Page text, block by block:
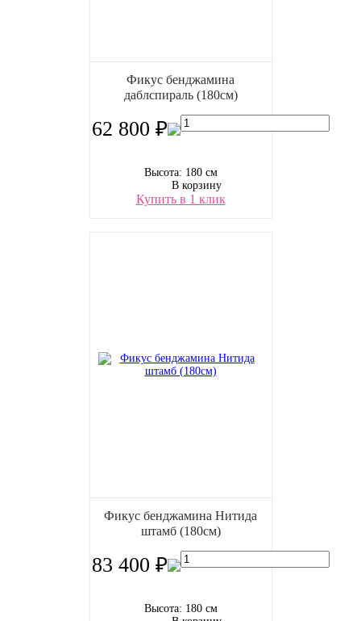
Фикус бенджамина
даблспираль (180см)
62 800 ₽
Высота: 180 см
В корзину
Купить в 1 клик
Фикус бенджамина Нитида
штамб (180см)
83 400 ₽
Высота: 180 см